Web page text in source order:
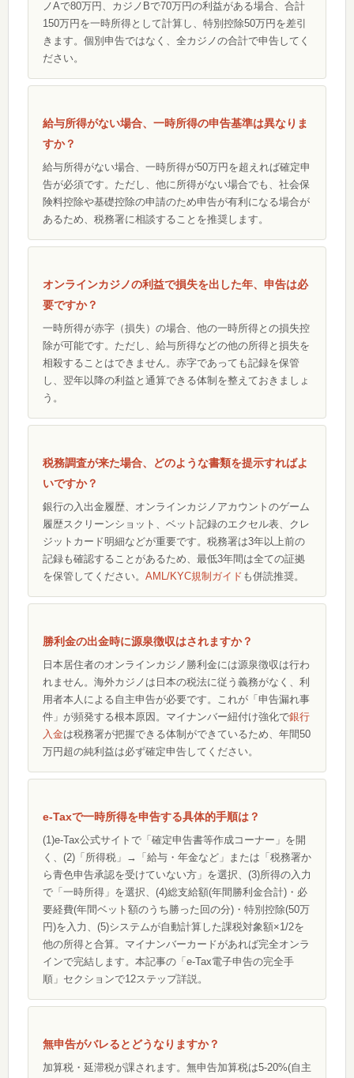
ノAで80万円、カジノBで70万円の利益がある場合、合計
150万円を一時所得として計算し、特別控除50万円を差引
きます。個別申告ではなく、全カジノの合計で申告してく
ださい。
給与所得がない場合、一時所得の申告基準は異なりま
すか？
給与所得がない場合、一時所得が50万円を超えれば確定申
告が必須です。ただし、他に所得がない場合でも、社会保
険料控除や基礎控除の申請のため申告が有利になる場合が
あるため、税務署に相談することを推奨します。
オンラインカジノの利益で損失を出した年、申告は必
要ですか？
一時所得が赤字（損失）の場合、他の一時所得との損失控
除が可能です。ただし、給与所得などの他の所得と損失を
相殺することはできません。赤字であっても記録を保管
し、翌年以降の利益と通算できる体制を整えておきましょ
う。
税務調査が来た場合、どのような書類を提示すればよ
いですか？
銀行の入出金履歴、オンラインカジノアカウントのゲーム
履歴スクリーンショット、ベット記録のエクセル表、クレ
ジットカード明細などが重要です。税務署は3年以上前の
記録も確認することがあるため、最低3年間は全ての証拠
を保管してください。 AML/KYC規制ガイド も併読推奨。
勝利金の出金時に源泉徴収はされますか？
日本居住者のオンラインカジノ勝利金には源泉徴収は行わ
れません。海外カジノは日本の税法に従う義務がなく、利
用者本人による自主申告が必要です。これが「申告漏れ事
件」が頻発する根本原因。マイナンバー紐付け強化で銀行
入金は税務署が把握できる体制ができているため、年間50
万円超の純利益は必ず確定申告してください。
e-Taxで一時所得を申告する具体的手順は？
(1)e-Tax公式サイトで「確定申告書等作成コーナー」を開
く、(2)「所得税」→「給与・年金など」または「税務署か
ら青色申告承認を受けていない方」を選択、(3)所得の入力
で「一時所得」を選択、(4)総支給額(年間勝利金合計)・必
要経費(年間ベット額のうち勝った回の分)・特別控除(50万
円)を入力、(5)システムが自動計算した課税対象額×1/2を
他の所得と合算。マイナンバーカードがあれば完全オンラ
インで完結します。本記事の「e-Tax電子申告の完全手
順」セクションで12ステップ詳説。
無申告がバレるとどうなりますか？
加算税・延滞税が課されます。無申告加算税は5-20%(自主